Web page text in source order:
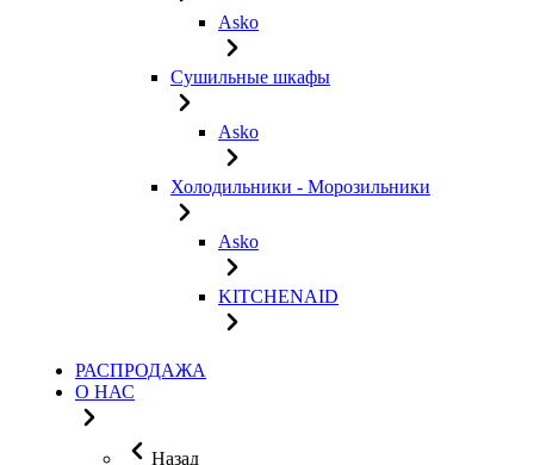
Asko
Сушильные шкафы
Asko
Холодильники - Морозильники
Asko
KITCHENAID
РАСПРОДАЖА
О НАС
Назад